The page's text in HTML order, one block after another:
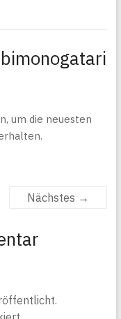
um die neuesten
Nächstes →